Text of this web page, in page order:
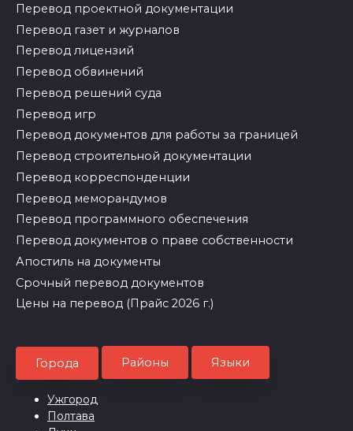
Перевод проектной документации
Перевод газет и журналов
Перевод лицензий
Перевод обвинений
Перевод решений суда
Перевод игр
Перевод документов для работы за границей
Перевод строительной документации
Перевод корреспонденции
Перевод меморандумов
Перевод программного обеспечения
Перевод документов о праве собственности
Апостиль на документы
Срочный перевод документов
Цены на перевод (Прайс 2026 г.)
Города Районы Языки
Ужгород
Полтава